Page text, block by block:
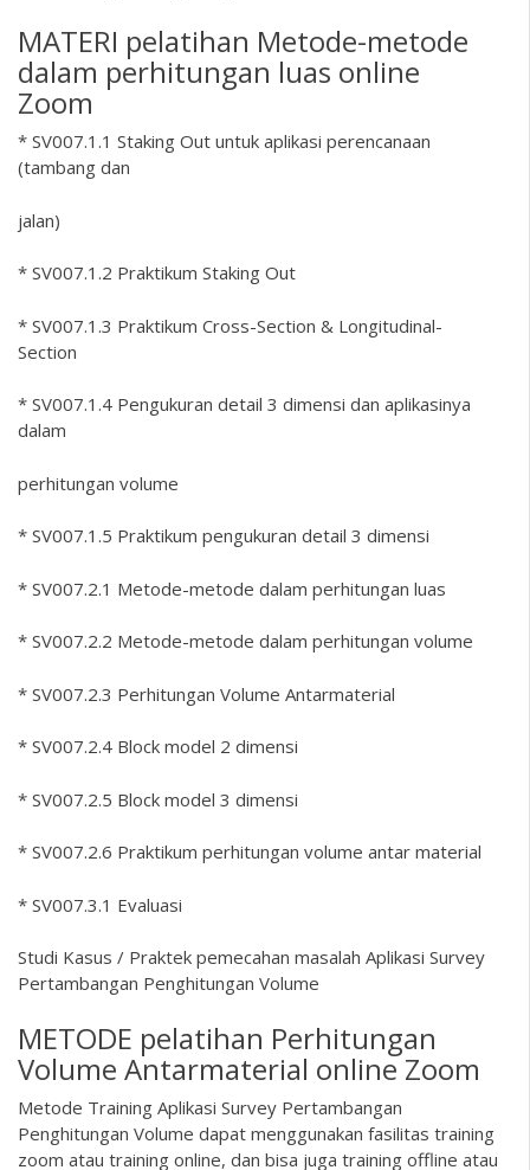
MATERI pelatihan Metode-metode
dalam perhitungan luas online
Zoom
* SV007.1.1 Staking Out untuk aplikasi perencanaan
(tambang dan
jalan)
* SV007.1.2 Praktikum Staking Out
* SV007.1.3 Praktikum Cross-Section & Longitudinal-
Section
* SV007.1.4 Pengukuran detail 3 dimensi dan aplikasinya
dalam
perhitungan volume
* SV007.1.5 Praktikum pengukuran detail 3 dimensi
* SV007.2.1 Metode-metode dalam perhitungan luas
* SV007.2.2 Metode-metode dalam perhitungan volume
* SV007.2.3 Perhitungan Volume Antarmaterial
* SV007.2.4 Block model 2 dimensi
* SV007.2.5 Block model 3 dimensi
* SV007.2.6 Praktikum perhitungan volume antar material
* SV007.3.1 Evaluasi
Studi Kasus / Praktek pemecahan masalah Aplikasi Survey
Pertambangan Penghitungan Volume
METODE pelatihan Perhitungan
Volume Antarmaterial online Zoom
Metode Training Aplikasi Survey Pertambangan
Penghitungan Volume dapat menggunakan fasilitas training
zoom atau training online, dan bisa juga training offline atau